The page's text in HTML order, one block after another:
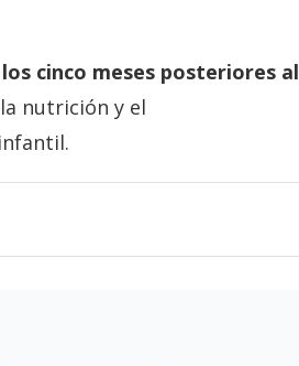
cinco meses posteriores al
nutrición y el